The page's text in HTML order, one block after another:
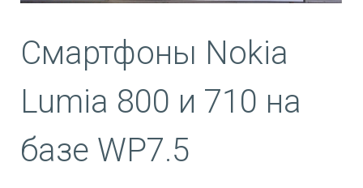
Смартфоны Nokia
Lumia 800 и 710 на
базе WP7.5